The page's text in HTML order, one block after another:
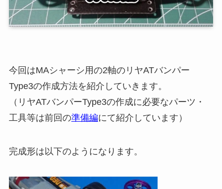
今回はMAシャーシ用の2軸のリヤATバンパー
Type3の作成方法を紹介していきます。
（リヤATバンパーType3の作成に必要なパーツ・
工具等は前回の準備編にて紹介しています）
完成形は以下のようになります。